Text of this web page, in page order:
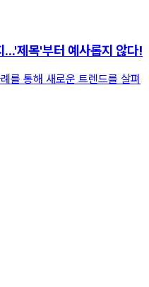
제목'부터 예사롭지 않다!
를 통해 새로운 트렌드를 살펴